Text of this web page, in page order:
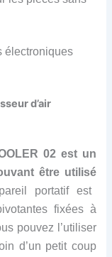
électroniques
d’air
02 est un
être utilisé
l portatif est
fixées à
pouvez l’utiliser
d’un petit coup